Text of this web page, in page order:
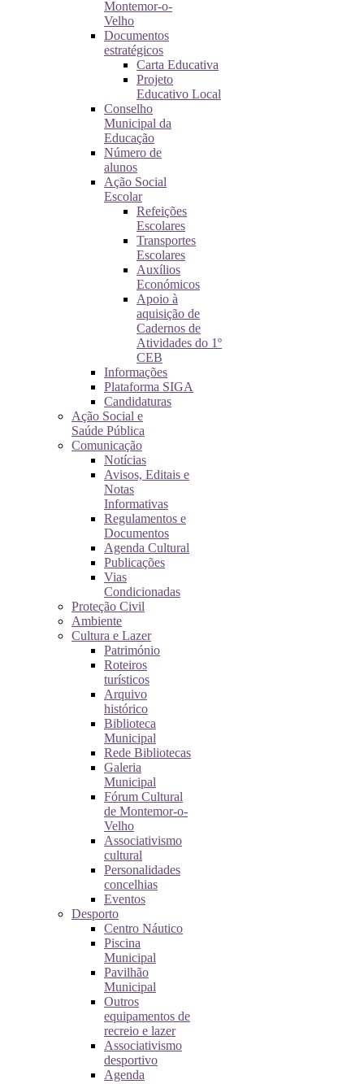
Montemor-o-
Velho
Documentos
estratégicos
Carta Educativa
Projeto
Educativo Local
Conselho
Municipal da
Educação
Número de
alunos
Ação Social
Escolar
Refeições
Escolares
Transportes
Escolares
Auxílios
Económicos
Apoio à
aquisição de
Cadernos de
Atividades do 1º
CEB
Informações
Plataforma SIGA
Candidaturas
Ação Social e
Saúde Pública
Comunicação
Notícias
Avisos, Editais e
Notas
Informativas
Regulamentos e
Documentos
Agenda Cultural
Publicações
Vias
Condicionadas
Proteção Civil
Ambiente
Cultura e Lazer
Património
Roteiros
turísticos
Arquivo
histórico
Biblioteca
Municipal
Rede Bibliotecas
Galeria
Municipal
Fórum Cultural
de Montemor-o-
Velho
Associativismo
cultural
Personalidades
concelhias
Eventos
Desporto
Centro Náutico
Piscina
Municipal
Pavilhão
Municipal
Outros
equipamentos de
recreio e lazer
Associativismo
desportivo
Agenda